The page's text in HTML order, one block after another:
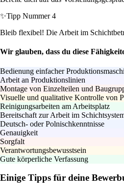
✨Tipp Nummer 4
Bleib flexibel! Die Arbeit im
Wir glauben, dass du diese
Bedienung einfacher
Arbeit an Produktionslinien
Montage von Einzelteilen und
Visuelle und qualitative Kontrolle von
Reinigungsarbeiten am Arbeitsplatz
Bereitschaft zur Arbeit im
Deutsch- oder Polnischkenntnisse
Genauigkeit
Sorgfalt
Verantwortungsbewusstsein
Gute körperliche Verfassung
Einige Tipps für deine